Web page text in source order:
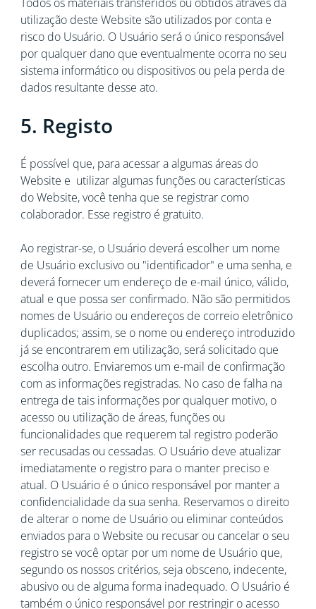
utilização deste Website são utilizados por conta e
risco do Usuário. O Usuário será o único responsável
por qualquer dano que eventualmente ocorra no seu
sistema informático ou dispositivos ou pela perda de
dados resultante desse ato.
5. Registo
É possível que, para acessar a algumas áreas do
Website e utilizar algumas funções ou características
do Website, você tenha que se registrar como
colaborador. Esse registro é gratuito.
Ao registrar-se, o Usuário deverá escolher um nome
de Usuário exclusivo ou "identificador" e uma senha, e
deverá fornecer um endereço de e-mail único, válido,
atual e que possa ser confirmado. Não são permitidos
nomes de Usuário ou endereços de correio eletrônico
duplicados; assim, se o nome ou endereço introduzido
já se encontrarem em utilização, será solicitado que
escolha outro. Enviaremos um e-mail de confirmação
com as informações registradas. No caso de falha na
entrega de tais informações por qualquer motivo, o
acesso ou utilização de áreas, funções ou
funcionalidades que requerem tal registro poderão
ser recusadas ou cessadas. O Usuário deve atualizar
imediatamente o registro para o manter preciso e
atual. O Usuário é o único responsável por manter a
confidencialidade da sua senha. Reservamos o direito
de alterar o nome de Usuário ou eliminar conteúdos
enviados para o Website ou recusar ou cancelar o seu
registro se você optar por um nome de Usuário que,
segundo os nossos critérios, seja obsceno, indecente,
abusivo ou de alguma forma inadequado. O Usuário é
também o único responsável por restringir o acesso